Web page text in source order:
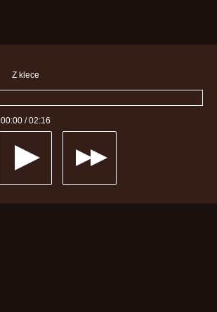
Z klece
00:00/02:16